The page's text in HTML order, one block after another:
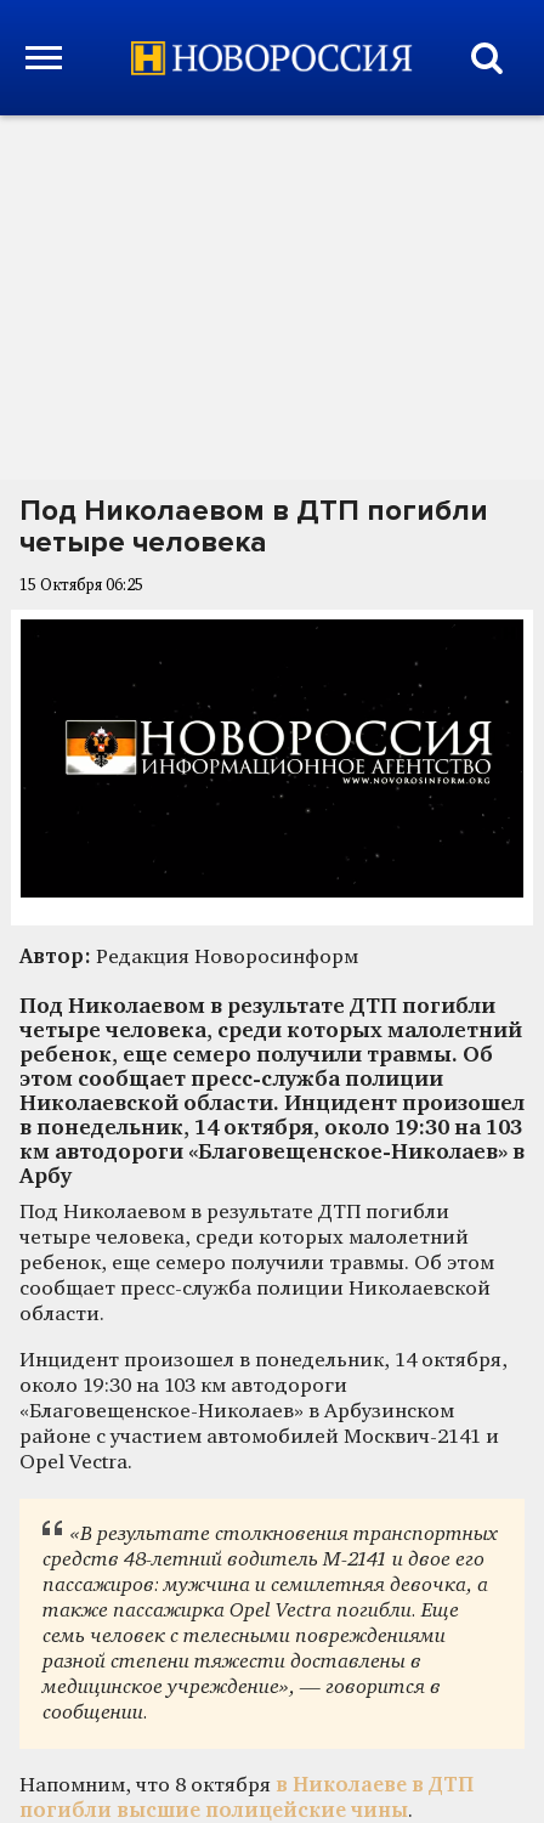
Под Николаевом в ДТП погибли
четыре человека
15 Октября 06:25
Автор: Редакция Новоросинформ
Под Николаевом в результате ДТП погибли
четыре человека, среди которых малолетний
ребенок, еще семеро получили травмы. Об
этом сообщает пресс-служба полиции
Николаевской области. Инцидент произошел
в понедельник, 14 октября, около 19:30 на 103
км автодороги «Благовещенское-Николаев» в
Арбу
Под Николаевом в результате ДТП погибли
четыре человека, среди которых малолетний
ребенок, еще семеро получили травмы. Об этом
сообщает пресс-служба полиции Николаевской
области.
Инцидент произошел в понедельник, 14 октября,
около 19:30 на 103 км автодороги
«Благовещенское-Николаев» в Арбузинском
районе с участием автомобилей Москвич-2141 и
Opel Vectra.
«В результате столкновения транспортных
средств 48-летний водитель М-2141 и двое его
пассажиров: мужчина и семилетняя девочка, а
также пассажирка Opel Vectra погибли. Еще
семь человек с телесными повреждениями
разной степени тяжести доставлены в
медицинское учреждение», — говорится в
сообщении.
Напомним, что 8 октября в Николаеве в ДТП
погибли высшие полицейские чины.